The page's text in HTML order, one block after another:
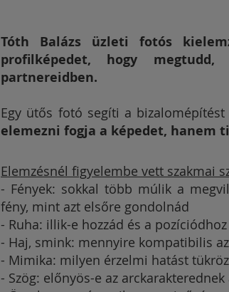
Tóth Balázs üzleti fotós
profilképedet, hogy
partnereidben.
Egy ütős fotó segíti a
elemezni fogja a képedet, hanem
Elemzésnél figyelembe vett szakmai
- Fények: sokkal több múlik a
fény, mint azt elsőre gondolnád
- Ruha: illik-e hozzád és a pozíciódhoz
- Haj, smink: mennyire kompatibilis
- Mimika: milyen érzelmi hatást
- Szög: előnyös-e az